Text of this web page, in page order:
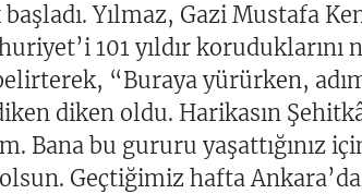
Yılmaz, Gazi Mustafa
101 yıldır koruduklarını
“Buraya yürürken,
diken oldu. Harikasın
Bana bu gururu yaşattığınız
Geçtiğimiz hafta